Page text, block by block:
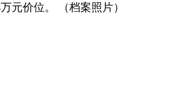
元价位。 （档案照片）